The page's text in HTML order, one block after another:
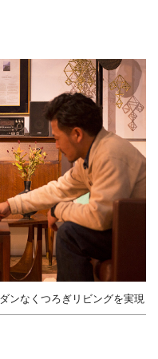
ンなくつろぎリビングを実現